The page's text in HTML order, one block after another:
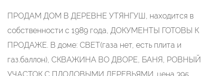
ПРОДАМ ДОМ В ДЕРЕВНЕ УТЯНГУШ, находится в
собственности с 1989 года, ДОКУМЕНТЫ ГОТОВЫ К
ПРОДАЖЕ. В доме: СВЕТ(газа нет, есть плита и
газ.баллон), СКВАЖИНА ВО ДВОРЕ, БАНЯ, РОВНЫЙ